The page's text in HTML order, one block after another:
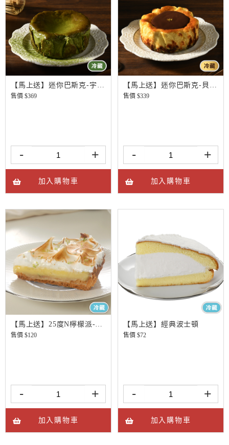
【馬上送】迷你巴斯克-宇治抹茶
售價 $369
- +
加入購物車
【馬上送】迷你巴斯克-貝可拉極濃巧克力
售價 $339
- +
加入購物車
【馬上送】25度N檸檬派-切片
售價 $120
- +
加入購物車
【馬上送】經典波士頓
售價 $72
- +
加入購物車